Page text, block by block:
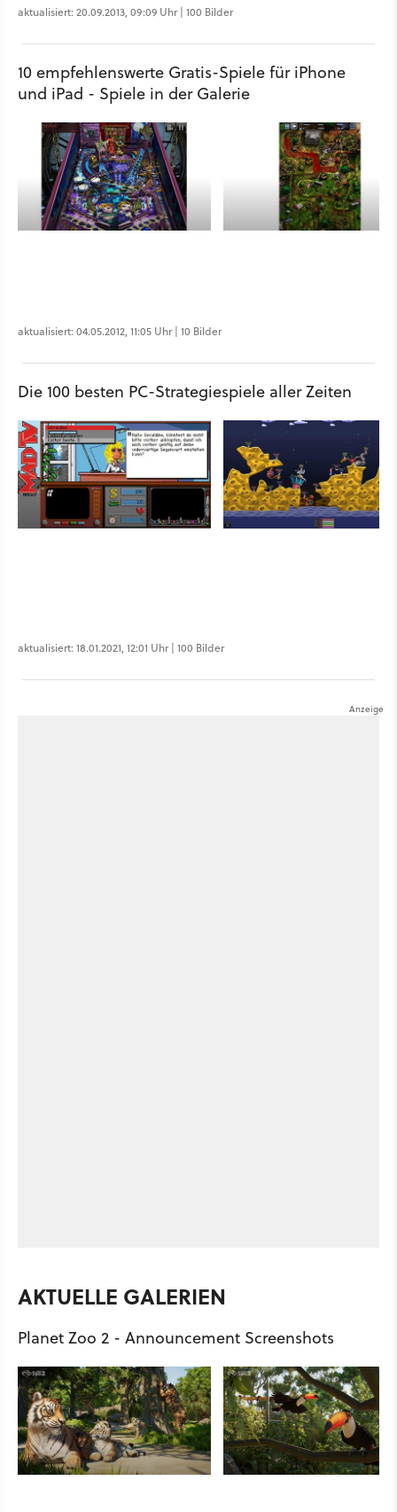
aktualisiert: 20.09.2013, 09:09 Uhr | 100 Bilder
10 empfehlenswerte Gratis-Spiele für iPhone
und iPad - Spiele in der Galerie
aktualisiert: 04.05.2012, 11:05 Uhr | 10 Bilder
Die 100 besten PC-Strategiespiele aller Zeiten
aktualisiert: 18.01.2021, 12:01 Uhr | 100 Bilder
AKTUELLE GALERIEN
Planet Zoo 2 - Announcement Screenshots